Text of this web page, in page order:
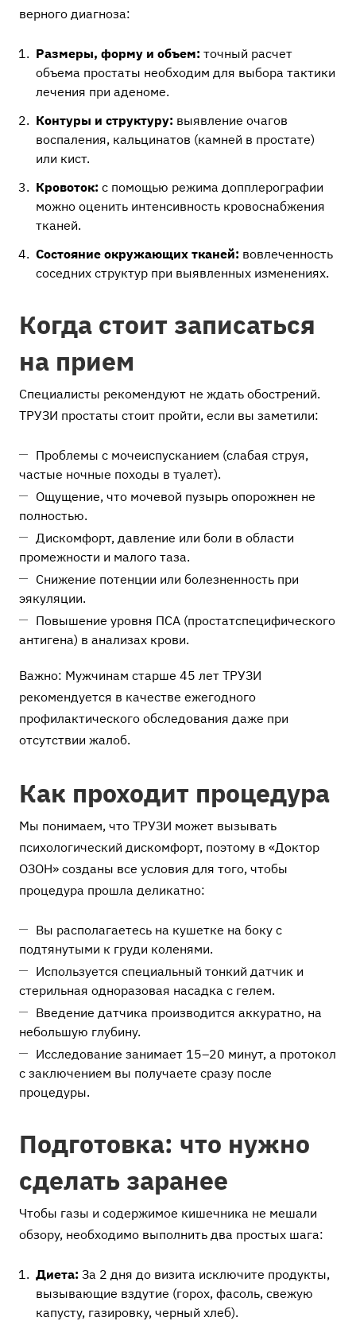
верного диагноза:
Размеры, форму и объем: точный расчет
объема простаты необходим для выбора тактики
лечения при аденоме.
Контуры и структуру: выявление очагов
воспаления, кальцинатов (камней в простате)
или кист.
Кровоток: с помощью режима допплерографии
можно оценить интенсивность кровоснабжения
тканей.
Состояние окружающих тканей: вовлеченность
соседних структур при выявленных изменениях.
Когда стоит записаться
на прием
Специалисты рекомендуют не ждать обострений.
ТРУЗИ простаты стоит пройти, если вы заметили:
Проблемы с мочеиспусканием (слабая струя,
частые ночные походы в туалет).
Ощущение, что мочевой пузырь опорожнен не
полностью.
Дискомфорт, давление или боли в области
промежности и малого таза.
Снижение потенции или болезненность при
эякуляции.
Повышение уровня ПСА (простатспецифического
антигена) в анализах крови.
Важно: Мужчинам старше 45 лет ТРУЗИ
рекомендуется в качестве ежегодного
профилактического обследования даже при
отсутствии жалоб.
Как проходит процедура
Мы понимаем, что ТРУЗИ может вызывать
психологический дискомфорт, поэтому в «Доктор
ОЗОН» созданы все условия для того, чтобы
процедура прошла деликатно:
Вы располагаетесь на кушетке на боку с
подтянутыми к груди коленями.
Используется специальный тонкий датчик и
стерильная одноразовая насадка с гелем.
Введение датчика производится аккуратно, на
небольшую глубину.
Исследование занимает 15–20 минут, а протокол
с заключением вы получаете сразу после
процедуры.
Подготовка: что нужно
сделать заранее
Чтобы газы и содержимое кишечника не мешали
обзору, необходимо выполнить два простых шага:
Диета: За 2 дня до визита исключите продукты,
вызывающие вздутие (горох, фасоль, свежую
капусту, газировку, черный хлеб).